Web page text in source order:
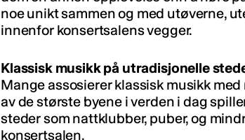
noe unikt sammen og med utøverne,
innenfor konsertsalens vegger.
Klassisk musikk på utradisjonelle
Mange assosierer klassisk musikk
av de største byene i verden i dag
steder som nattklubber, puber, og
konsertsalen.